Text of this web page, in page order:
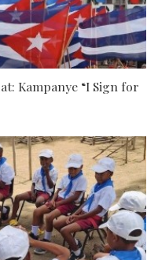
Kampanye “I Sign for